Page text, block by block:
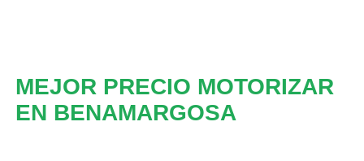
MEJOR PRECIO MOTORIZAR
EN BENAMARGOSA